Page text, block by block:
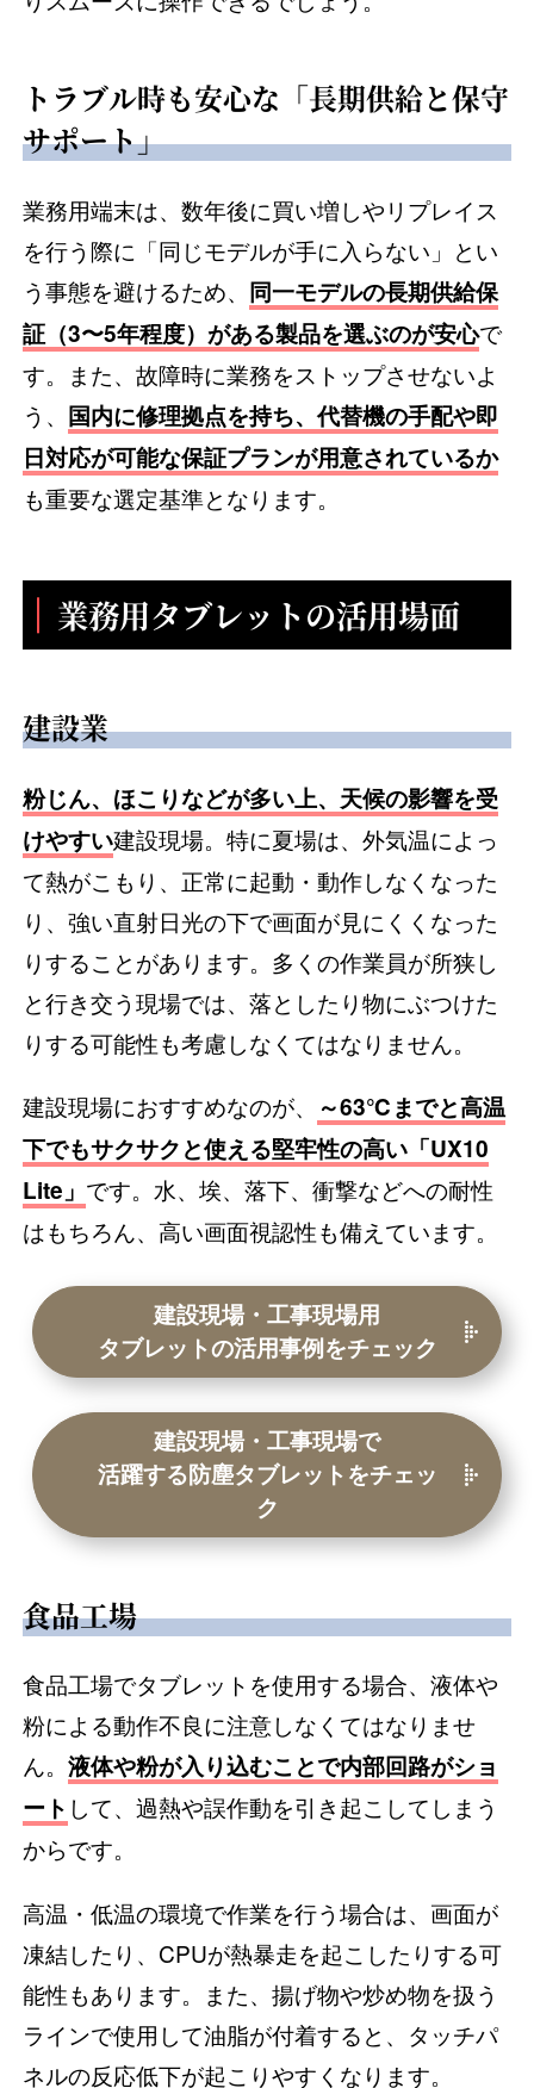
トラブル時も安心な「長期供給と保守
サポート」
業務用端末は、数年後に買い増しやリプレイス
を行う際に「同じモデルが手に入らない」とい
う事態を避けるため、 同一モデルの長期供給保
証（3〜5年程度）がある製品を選ぶのが安心で
す。また、故障時に業務をストップさせないよ
う、 国内に修理拠点を持ち、代替機の手配や即
日対応が可能な保証プランが用意されているか
も重要な選定基準となります。
業務用タブレットの活用場面
建設業
粉じん、ほこりなどが多い上、天候の影響を受
けやすい建設現場。特に夏場は、外気温によっ
て熱がこもり、正常に起動・動作しなくなった
り、強い直射日光の下で画面が見にくくなった
りすることがあります。多くの作業員が所狭し
と行き交う現場では、落としたり物にぶつけた
りする可能性も考慮しなくてはなりません。
建設現場におすすめなのが、
～63℃までと高温
下でもサクサクと使える堅牢性の高い「UX10
Lite」 です。水、埃、落下、衝撃などへの耐性
はもちろん、高い画面視認性も備えています。
建設現場・工事現場用
タブレットの活用事例をチェック
建設現場・工事現場で
活躍する防塵タブレットをチェッ
ク
食品工場
食品工場でタブレットを使用する場合、液体や
粉による動作不良に注意しなくてはなりませ
ん。液体や粉が入り込むことで内部回路がショ
ート して、過熱や誤作動を引き起こしてしまう
からです。
高温・低温の環境で作業を行う場合は、画面が
凍結したり、CPUが熱暴走を起こしたりする可
能性もあります。また、揚げ物や炒め物を扱う
ラインで使用して油脂が付着すると、タッチパ
ネルの反応低下が起こりやすくなります。